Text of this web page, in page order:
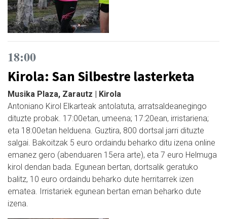
18:00
Kirola: San Silbestre lasterketa
Musika Plaza, Zarautz | Kirola
Antoniano Kirol Elkarteak antolatuta, arratsaldeanegingo
dituzte probak. 17:00etan, umeena; 17:20ean, irristariena;
eta 18:00etan helduena. Guztira, 800 dortsal jarri dituzte
salgai. Bakoitzak 5 euro ordaindu beharko ditu izena online
emanez gero (abenduaren 15era arte), eta 7 euro Helmuga
kirol dendan bada. Egunean bertan, dortsalik geratuko
balitz, 10 euro ordaindu beharko dute herritarrek izen
ematea. Irristariek egunean bertan eman beharko dute
izena.